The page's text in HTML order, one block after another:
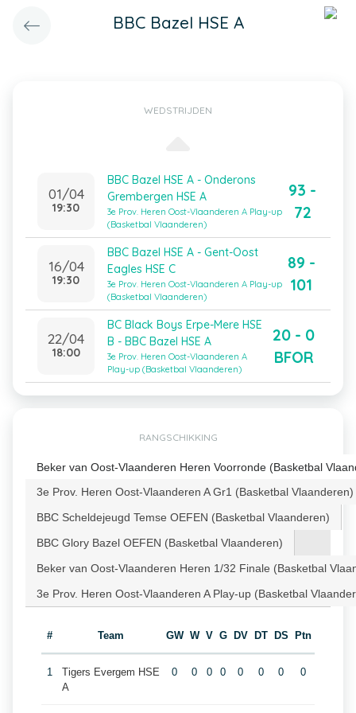
BBC Bazel HSE A
WEDSTRIJDEN
01/04
19:30
BBC Bazel HSE A - Onderons
Grembergen HSE A
3e Prov. Heren Oost-Vlaanderen A Play-up
(Basketbal Vlaanderen)
93 -
72
16/04
19:30
BBC Bazel HSE A - Gent-Oost
Eagles HSE C
3e Prov. Heren Oost-Vlaanderen A Play-up
(Basketbal Vlaanderen)
89 -
101
22/04
18:00
BC Black Boys Erpe-Mere HSE
B - BBC Bazel HSE A
3e Prov. Heren Oost-Vlaanderen A
Play-up (Basketbal Vlaanderen)
20 - 0
BFOR
RANGSCHIKKING
Beker van Oost-Vlaanderen Heren Voorronde (Basketbal
3e Prov. Heren Oost-Vlaanderen A Gr1 (Basketbal Vlaanderen)
BBC Scheldejeugd Temse OEFEN (Basketbal Vlaanderen)
BBC Glory Bazel OEFEN (Basketbal Vlaanderen)
Beker van Oost-Vlaanderen Heren 1/32 Finale (Basketbal
3e Prov. Heren Oost-Vlaanderen A Play-up (Basketbal
# Team GW W V G DV DT DS Ptn
1
Tigers Evergem HSE
A
0 0 0 0 0 0 0 0